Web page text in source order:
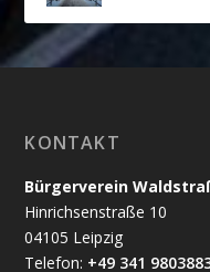
KONTAKT
Bürgerverein
Hinrichsenstraße 10
04105 Leipzig
Telefon: +49 341